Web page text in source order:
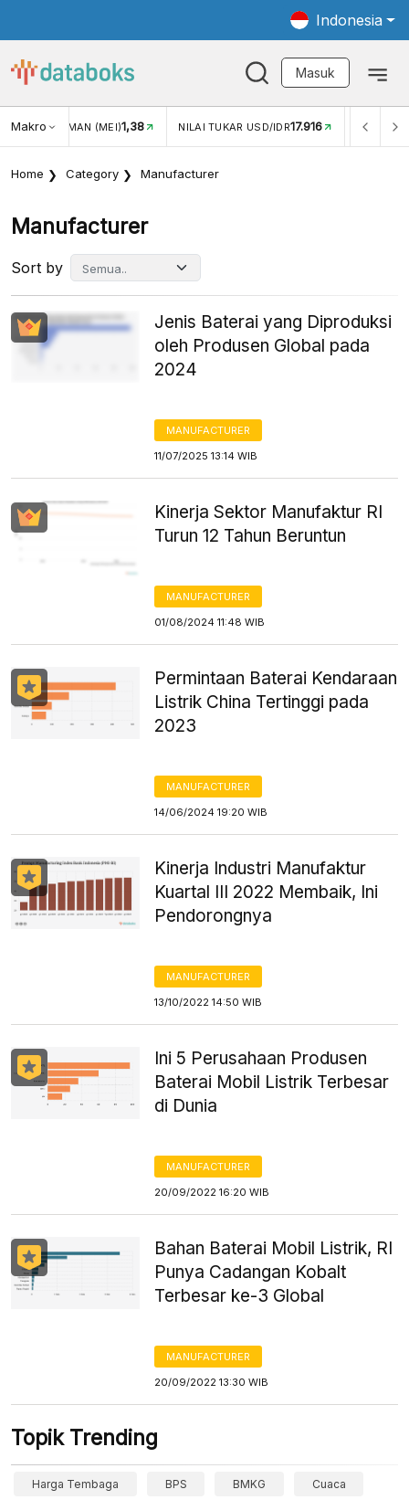
Indonesia
Masuk
MakroWISMAN (MEI)1,38 NILAI TUKAR USD/IDR17.916 INFLASI
Home Category Manufacturer
Manufacturer
Sort by
Jenis Baterai yang Diproduksi
oleh Produsen Global pada
2024
MANUFACTURER
11/07/2025 13:14 WIB
Kinerja Sektor Manufaktur RI
Turun 12 Tahun Beruntun
MANUFACTURER
01/08/2024 11:48 WIB
Permintaan Baterai Kendaraan
Listrik China Tertinggi pada
2023
MANUFACTURER
14/06/2024 19:20 WIB
Kinerja Industri Manufaktur
Kuartal III 2022 Membaik, Ini
Pendorongnya
MANUFACTURER
13/10/2022 14:50 WIB
Ini 5 Perusahaan Produsen
Baterai Mobil Listrik Terbesar
di Dunia
MANUFACTURER
20/09/2022 16:20 WIB
Bahan Baterai Mobil Listrik, RI
Punya Cadangan Kobalt
Terbesar ke-3 Global
MANUFACTURER
20/09/2022 13:30 WIB
Topik Trending
Harga Tembaga BPS BMKG Cuaca